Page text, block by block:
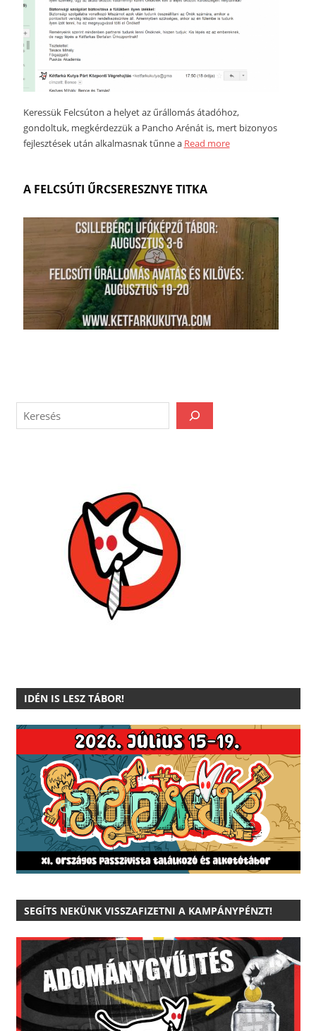
Keressük Felcsúton a helyet az űrállomás átadóhoz,
gondoltuk, megkérdezzük a Pancho Arénát is, mert bizonyos
fejlesztések után alkalmasnak tűnne a Read more
A FELCSÚTI ŰRCSERESZNYE TITKA
IDÉN IS LESZ TÁBOR!
SEGÍTS NEKÜNK VISSZAFIZETNI A KAMPÁNYPÉNZT!